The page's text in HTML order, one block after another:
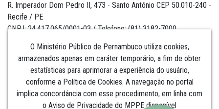
O Ministério Público de Pernambuco utiliza cookies,
armazenados apenas em caráter temporário, a fim de obter
estatísticas para aprimorar a experiência do usuário,
conforme a Política de Cookies. A navegação no portal
implica concordância com esse procedimento, em linha com
o Aviso de Privacidade do MPPE disponível
R. Imperador Dom Pedro II, 473 - Santo Antônio CEP 50.010-240 -
Recife / PE
CNPJ: 24.417.065/0001-03 / Telefone: (81) 3182-7000
Institucional
Comunicação